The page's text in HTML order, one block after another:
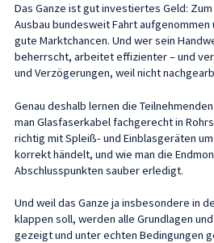
Das Ganze ist gut investiertes Geld:
Ausbau bundesweit Fahrt
gute Marktchancen. Und wer sein
beherrscht, arbeitet effizienter – und
und Verzögerungen, weil nicht
Genau deshalb lernen die
man Glasfaserkabel fachgerecht in
richtig mit Spleiß- und Einblasgeräten
korrekt händelt, und wie man die
Abschlusspunkten sauber erledigt.
Und weil das Ganze ja insbesondere in
klappen soll, werden alle Grundlagen
gezeigt und unter echten Bedingungen